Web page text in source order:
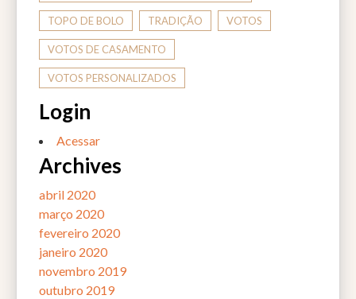
TOPO DE BOLO TRADIÇÃO VOTOS
VOTOS DE CASAMENTO
VOTOS PERSONALIZADOS
Login
Acessar
Archives
abril 2020
março 2020
fevereiro 2020
janeiro 2020
novembro 2019
outubro 2019